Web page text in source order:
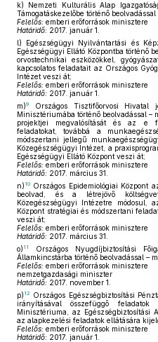
k) Nemzeti Kulturális Alap
Támogatáskezelőbe történő
Felelős: emberi erőforrások minisztere
Határidő: 2017. január 1.
l) Egészségügyi Nyilvántartási és
Egészségügyi Ellátó Központba történő
orvostechnikai eszközökkel,
kapcsolatos feladatait az Országos
Intézet veszi át;
Felelős: emberi erőforrások minisztere
Határidő: 2017. január 1.
m)9
Országos Tisztifőorvosi Hivatal
Minisztériumába történő beolvadással
projektjei megvalósítását és az e
feladatokat, továbbá a
módszertani jellegű
Közegészségügyi Intézet, a
Egészségügyi Ellátó Központ veszi át;
Felelős: emberi erőforrások minisztere
Határidő: 2017. március 31.
n) 10 Országos Epidemiológiai Központ
beolvad, és a létrejövő
Közegészségügyi Intézetre módosul,
Központ stratégiai és módszertani
veszi át;
Felelős: emberi erőforrások minisztere
Határidő: 2017. március 31.
o) 11
Országos Nyugdíjbiztosítási
Államkincstárba történő beolvadással –
Felelős: emberi erőforrások minisztere
nemzetgazdasági miniszter
Határidő: 2017. november 1.
p) 12
Országos Egészségbiztosítási
irányításával összefüggő
Minisztériuma, az Egészségbiztosítási
az alapkezelési feladatok ellátására
Felelős: emberi erőforrások minisztere
Határidő: 2017. január 1.